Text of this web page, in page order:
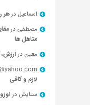
اسماعیل درهر
مصطفی در
متاهل ها
معین در
لازم و کافی
ستایش در